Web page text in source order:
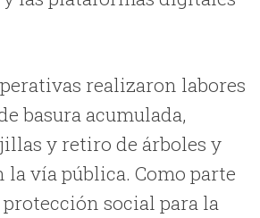
realizaron labores
basura acumulada,
y retiro de árboles y
la vía pública. Como parte
protección social para la